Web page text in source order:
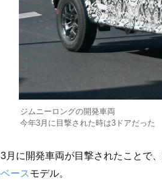
ジムニーロングの開発車両
今年3月に目撃された時は3ドアだった
月に開発車両が目撃されたことで
ース モデル。